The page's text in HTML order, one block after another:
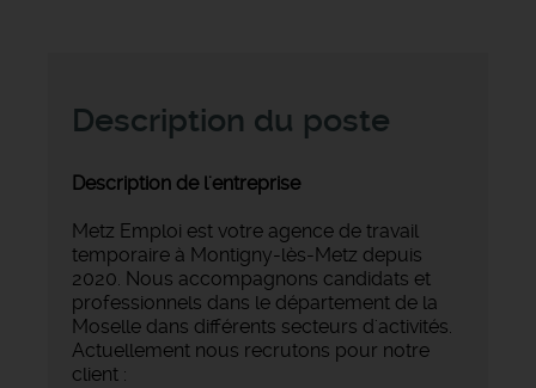
Description du poste
Description de l'entreprise
Metz Emploi est votre agence de travail
temporaire à Montigny-lès-Metz depuis
2020. Nous accompagnons candidats et
professionnels dans le département de la
Moselle dans différents secteurs d'activités.
Actuellement nous recrutons pour notre
client :